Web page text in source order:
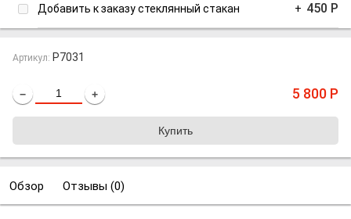
Добавить к заказу стеклянный стакан + 450 Р
Артикул: P7031
− + 5 800 Р
Обзор Отзывы (0)